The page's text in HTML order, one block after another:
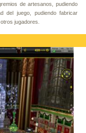
de artesanos, pudiendo
del juego, pudiendo fabricar
jugadores.